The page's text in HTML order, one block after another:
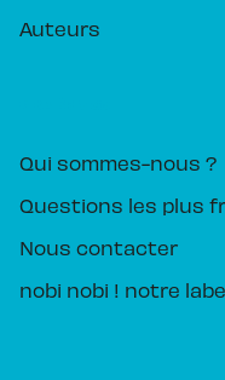
Auteurs
Qui sommes-nous ?
Questions les plus
Nous contacter
nobi nobi ! notre